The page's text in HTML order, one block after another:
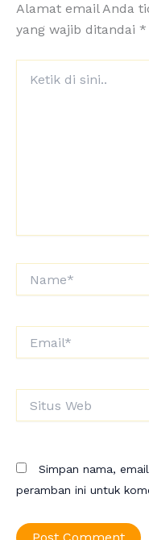
Alamat email Anda
yang wajib ditandai *
Web
Simpan nama,
peramban ini untuk